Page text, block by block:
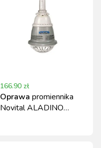
166.90 zł
Oprawa promiennika
Novital ALADINO